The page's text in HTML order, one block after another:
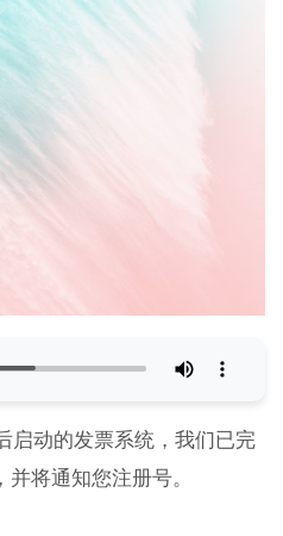
启动的发票系统，我们已完
将通知您注册号。